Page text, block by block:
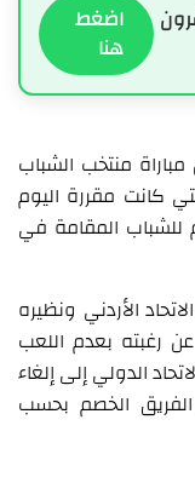
اضغط
هنا
منتخب الشباب
كانت مقررة اليوم
للشباب المقامة في
الأردني ونظيره
عن رغبته بعدم اللعب
الدولي إلى إلغاء
الفريق الخصم بحسب